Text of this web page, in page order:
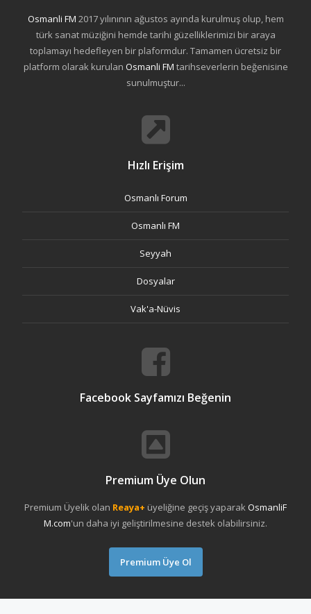
Osmanli FM 2017 yılınının ağustos ayında kurulmuş olup, hem
türk sanat müziğini hemde tarihi güzelliklerimizi bir araya
toplamayı hedefleyen bir plaformdur. Tamamen ücretsiz bir
platform olarak kurulan Osmanli FM tarihseverlerin beğenisine
sunulmuştur...
Hızlı Erişim
Osmanlı Forum
Osmanlı FM
Seyyah
Dosyalar
Vak'a-Nüvis
Facebook Sayfamızı Beğenin
Premium Üye Olun
Premium Üyelik olan Reaya+ üyeliğine geçiş yaparakOsmanliF
M.com'un daha iyi geliştirilmesine destek olabilirsiniz.
Premium Üye Ol